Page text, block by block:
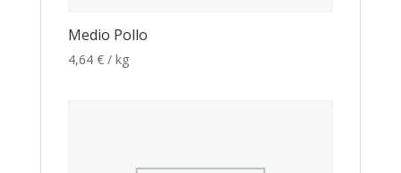
Medio Pollo
4,64 € / kg